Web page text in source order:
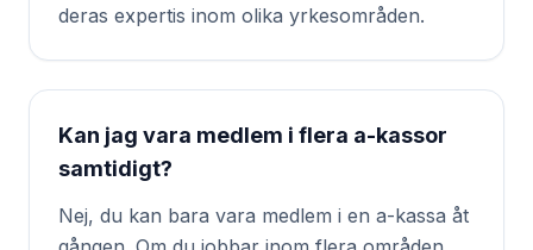
deras expertis inom olika yrkesområden.
Kan jag vara medlem i flera a-kassor
samtidigt?
Nej, du kan bara vara medlem i en a-kassa åt